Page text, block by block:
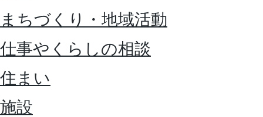
まちづくり・地域活動
仕事やくらしの相談
住まい
施設